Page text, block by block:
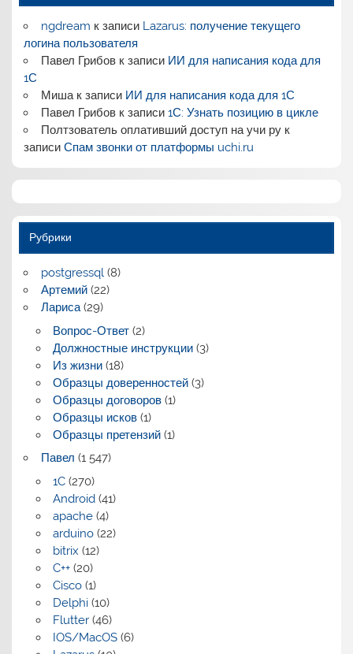
ngdream к записи Lazarus: получение текущего
логина пользователя
Павел Грибовк записи ИИ для написания кода для
1С
Мишак записи ИИ для написания кода для 1С
Павел Грибовк записи 1С: Узнать позицию в цикле
Полтзователь оплативший доступ на учи рук
записиСпам звонки от платформы uchi.ru
Рубрики
postgressql(8)
Артемий(22)
Лариса(29)
Вопрос-Ответ(2)
Должностные инструкции(3)
Из жизни(18)
Образцы доверенностей(3)
Образцы договоров(1)
Образцы исков(1)
Образцы претензий(1)
Павел (1 547)
1C(270)
Android(41)
apache(4)
arduino(22)
bitrix (12)
C++(20)
Cisco(1)
Delphi(10)
Flutter(46)
IOS/MacOS(6)